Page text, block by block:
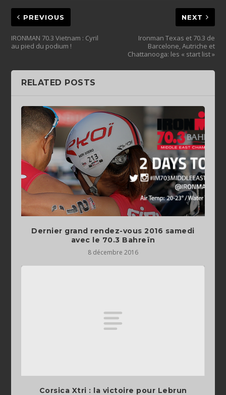
PREVIOUS
IRONMAN 70.3 Vietnam‏ : Cyril
au pied du podium !
NEXT
Ironman Texas et 70.3 de
Barcelone, Autriche et
Chattanooga: les « start list »
RELATED POSTS
Dernier grand rendez-vous 2016 samedi
avec le 70.3 Bahreïn
8 décembre 2016
Corsica Xtri : la victoire pour Lebrun